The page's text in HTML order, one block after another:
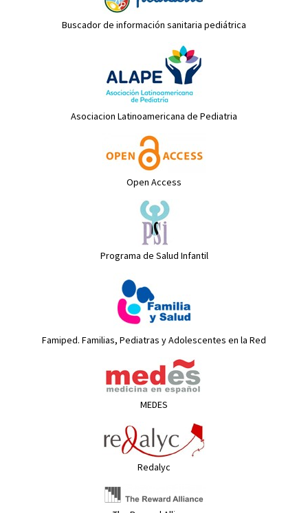
Buscador de información sanitaria pediátrica
Asociacion Latinoamericana de Pediatria
Open Access
Programa de Salud Infantil
Famiped. Familias, Pediatras y Adolescentes en la Red
MEDES
Redalyc